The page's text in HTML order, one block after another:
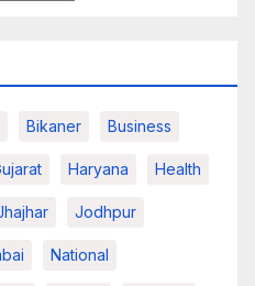
Bikaner Business
Haryana Health
Jodhpur
National